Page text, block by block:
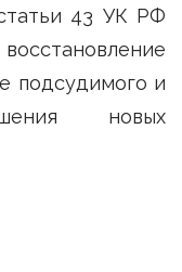
43 УК РФ
подсудимого и
новых